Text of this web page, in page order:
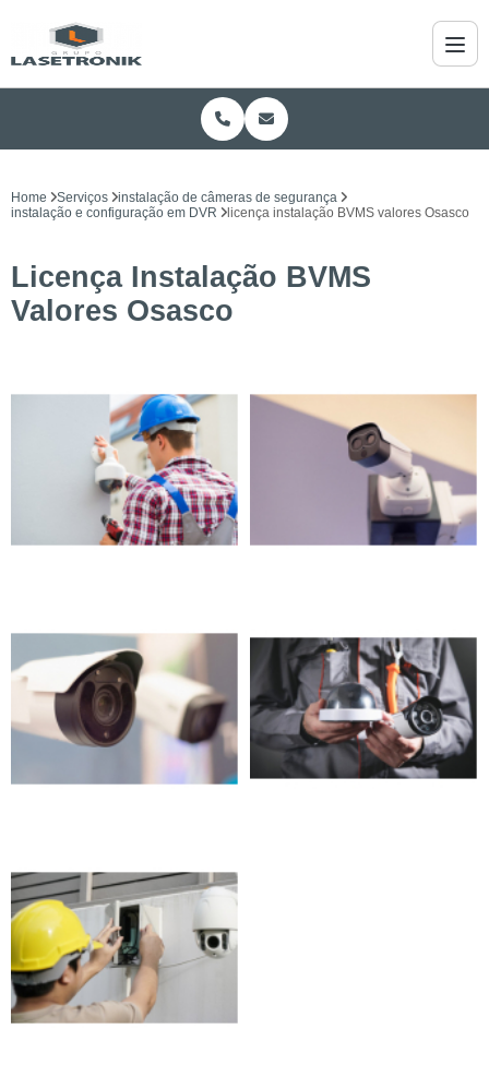
Home Serviços
instalação de câmeras de segurança
instalação e configuração em DVR
licença instalação BVMS valores Osasco
Licença Instalação BVMS
Valores Osasco